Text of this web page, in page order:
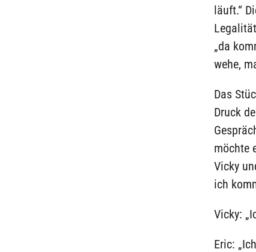
läuft.“
„da
wehe,
Das
Druck
möchte
Vicky
ich
Vicky:
Eric: